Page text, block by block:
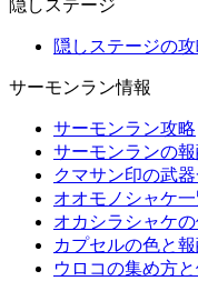
隠しステージ
隠しステージの
サーモンラン情報
サーモンラン攻略
サーモンランの報
クマサン印の武
オオモノシャケ
オカシラシャケ
カプセルの色と
ウロコの集め方